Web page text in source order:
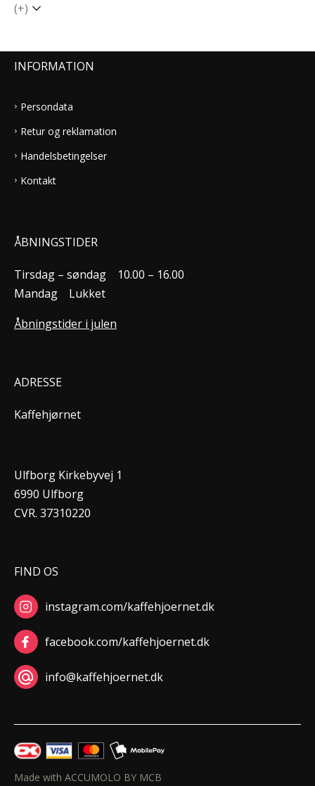
(+)
INFORMATION
Persondata
Retur og reklamation
Handelsbetingelser
Kontakt
ÅBNINGSTIDER
Tirsdag – søndag
10.00 – 16.00
Mandag
Lukket
Åbningstider i julen
ADRESSE
Kaffehjørnet
Ulfborg Kirkebyvej 1
6990 Ulfborg
CVR. 37310220
FIND OS
instagram.com/kaffehjoernet.dk
facebook.com/kaffehjoernet.dk
info@kaffehjoernet.dk
Made with ACCUMOLO BY MCB